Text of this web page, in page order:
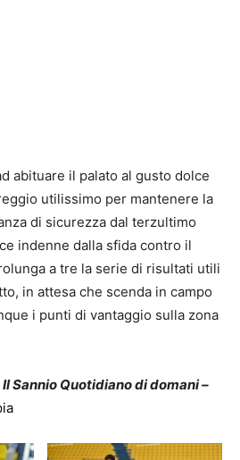
abituare il palato al gusto dolce
utilissimo per mantenere la
di sicurezza dal terzultimo
indenne dalla sfida contro il
a tre la serie di risultati utili
in attesa che scenda in campo
i punti di vantaggio sulla zona
Sannio Quotidiano di domani –